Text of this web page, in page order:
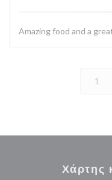
Amazing food and a
1
Χάρτης